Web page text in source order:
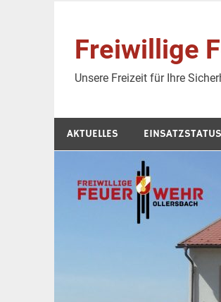
springen
Freiwillige
Unsere Freizeit für Ihre
AKTUELLES EINSATZSTATUS